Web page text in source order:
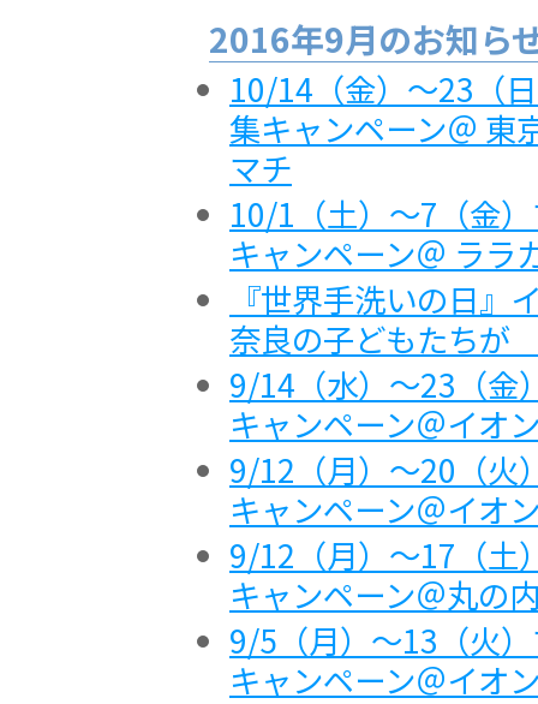
2016年9月のお知ら
10/14（金）～23（
集キャンペーン＠
マチ
10/1（土）～7（金
キャンペーン＠ ララ
『世界手洗いの日』
奈良の子どもたちが
9/14（水）～23（金
キャンペーン＠イオ
9/12（月）～20（火
キャンペーン＠イオ
9/12（月）～17（土
キャンペーン＠丸の
9/5（月）～13（火
キャンペーン＠イオ